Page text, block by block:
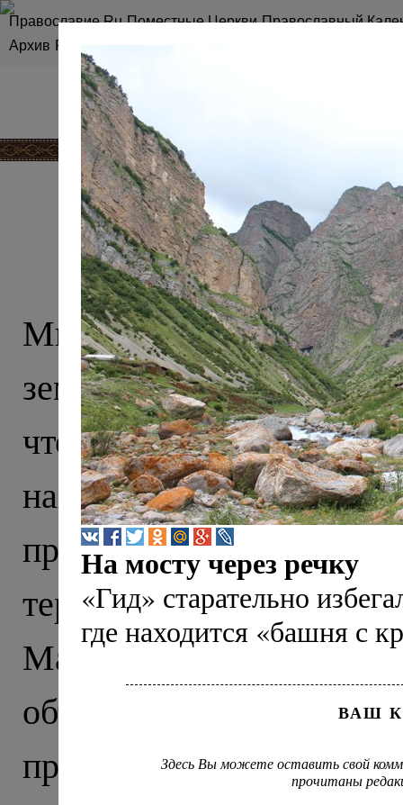
Православие.Ru Поместные Церкви Православный
Архив RSS
КАВКАЗ, О
Мы привыкли
землей ислама, однако
что тысячу лет назад
находили тут еще в
прекрасно
территории
Маршрут нашего
объединил
православия на
На мосту через речку
«Гид» старательно
где находится «башня с
ВАШ
Здесь Вы можете оставить свой
прочитаны